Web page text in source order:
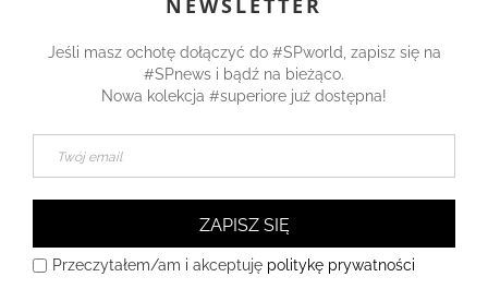
NEWSLETTER
Jeśli masz ochotę dołączyć do #SPworld, zapisz się na
#SPnews i bądź na bieżąco.
Nowa kolekcja #superiore już dostępna!
ZAPISZ SIĘ
Przeczytałem/am i akceptuję politykę prywatności